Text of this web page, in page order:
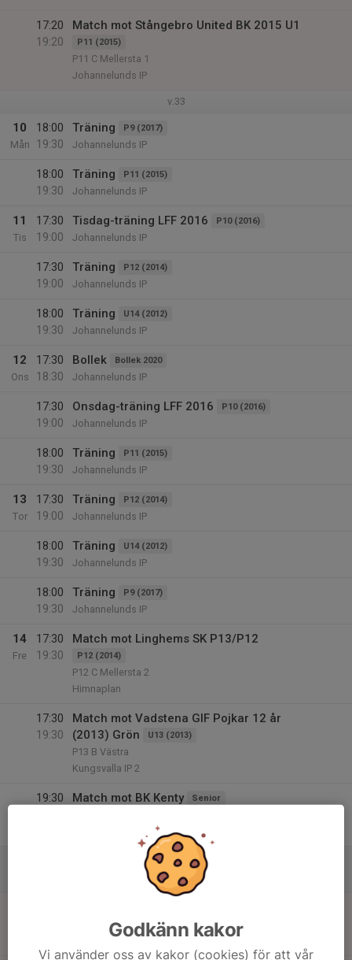
17:20
19:20
Match mot Stångebro United BK 2015 U1
P11 (2015)
P11 C Mellersta 1
Johannelunds IP
v.33
10
Mån
18:00
19:30
Träning P9 (2017)
Johannelunds IP
18:00
19:30
Träning P11 (2015)
Johannelunds IP
11
Tis
17:30
19:00
Tisdag-träning LFF 2016 P10 (2016)
Johannelunds IP
17:30
19:00
Träning P12 (2014)
Johannelunds IP
18:00
19:30
Träning U14 (2012)
Johannelunds IP
12
Ons
17:30
18:30
Bollek Bollek 2020
Johannelunds IP
17:30
19:00
Onsdag-träning LFF 2016 P10 (2016)
Johannelunds IP
18:00
19:30
Träning P11 (2015)
Johannelunds IP
13
Tor
17:30
19:00
Träning P12 (2014)
Johannelunds IP
18:00
19:30
Träning U14 (2012)
Johannelunds IP
18:00
19:30
Träning P9 (2017)
Johannelunds IP
14
Fre
17:30
19:30
Match mot Linghems SK P13/P12
P12 (2014)
P12 C Mellersta 2
Himnaplan
17:30
19:30
Match mot Vadstena GIF Pojkar 12 år
(2013) Grön
U13 (2013)
P13 B Västra
Kungsvalla IP 2
19:30
Match mot BK Kenty Senior
Sammandrag 3, Tallboda
P14 B2 Höst
Johannelunds IPGodkänn kakor
Vi använder oss av kakor (cookies) för att vår